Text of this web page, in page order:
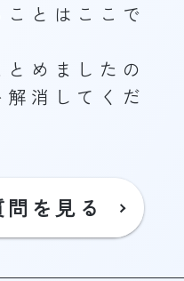
とはここで
めましたの
消してくだ
を見る